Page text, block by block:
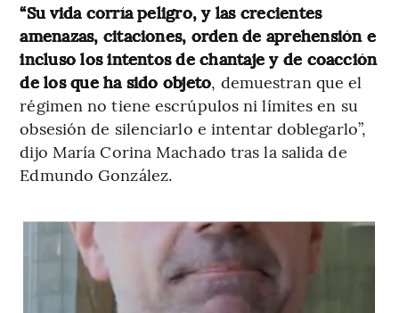
“Su vida corría peligro, y las crecientes
amenazas, citaciones, orden de aprehensión e
incluso los intentos de chantaje y de coacción
de los que ha sido objeto, demuestran que el
régimen no tiene escrúpulos ni límites en su
obsesión de silenciarlo e intentar doblegarlo”,
dijo María Corina Machado tras la salida de
Edmundo González.